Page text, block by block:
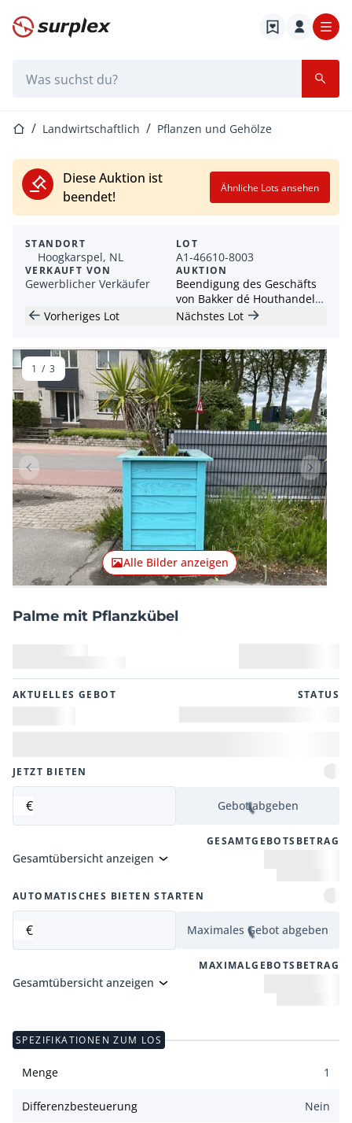
Startseite
StartseiteLandwirtschaftlich Pflanzen und Gehölze
Diese Auktion ist
beendet!
Ähnliche Lots ansehen
STANDORT
Hoogkarspel, NL
VERKAUFT VON
Gewerblicher Verkäufer
LOT
A1-46610-8003
AUKTION
Beendigung des Geschäfts
von Bakker dé Houthandel
Hoogkarspel
Vorheriges Lot Nächstes Lot
Vorheriger Artikel
Alle Bilder anzeigen
1 / 3
Palme mit Pflanzkübel
AKTUELLES GEBOT STATUS
JETZT BIETEN
€ Gebot abgeben
GESAMTGEBOTSBETRAG
Gesamtübersicht anzeigen
AUTOMATISCHES BIETEN STARTEN
€ Maximales Gebot abgeben
MAXIMALGEBOTSBETRAG
Gesamtübersicht anzeigen
SPEZIFIKATIONEN ZUM LOS
Menge 1
Differenzbesteuerung Nein